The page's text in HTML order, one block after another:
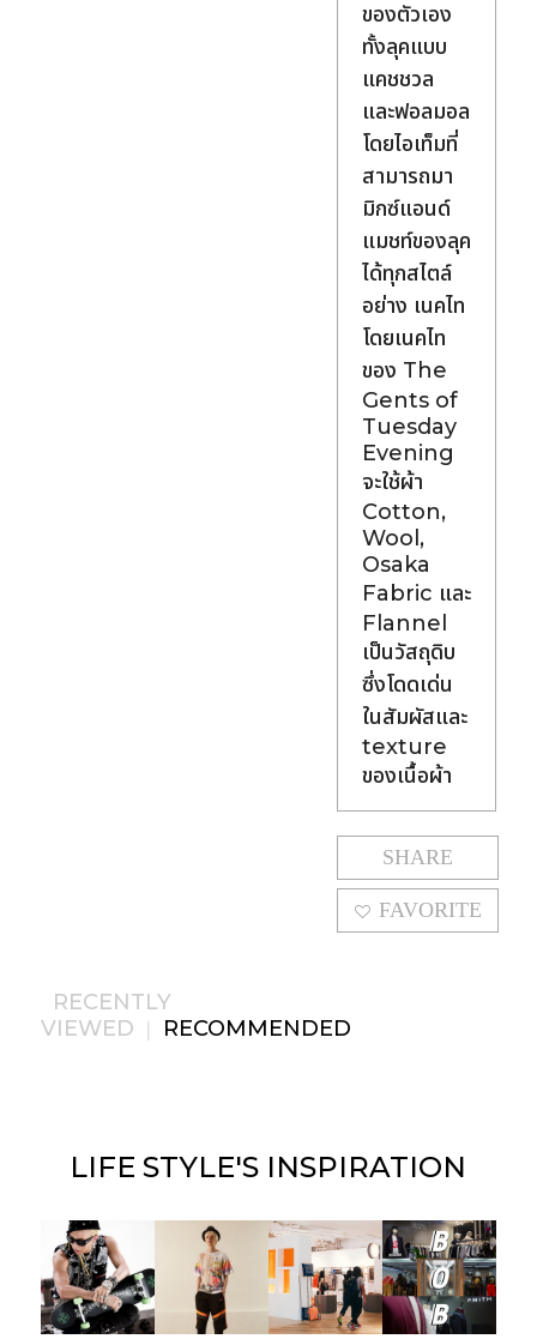
ของตัวเอง
ทั้งลุคแบบ
แคชชวล
และฟอลมอล
โดยไอเท็มที่
สามารถมา
มิกซ์แอนด์
แมชท์ของลุค
ได้ทุกสไตล์
อย่าง เนคไท
โดยเนคไท
ของ The
Gents of
Tuesday
Evening
จะใช้ผ้า
Cotton,
Wool,
Osaka
Fabric และ
Flannel
เป็นวัสถุดิบ
ซึ่งโดดเด่น
ในสัมผัสและ
texture
ของเนื้อผ้า
SHARE
FAVORITE
RECENTLY
VIEWED | RECOMMENDED
LIFE STYLE'S INSPIRATION